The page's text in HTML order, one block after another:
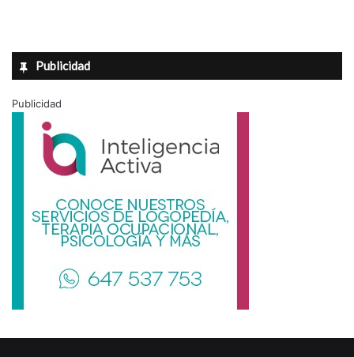
Publicidad
Publicidad